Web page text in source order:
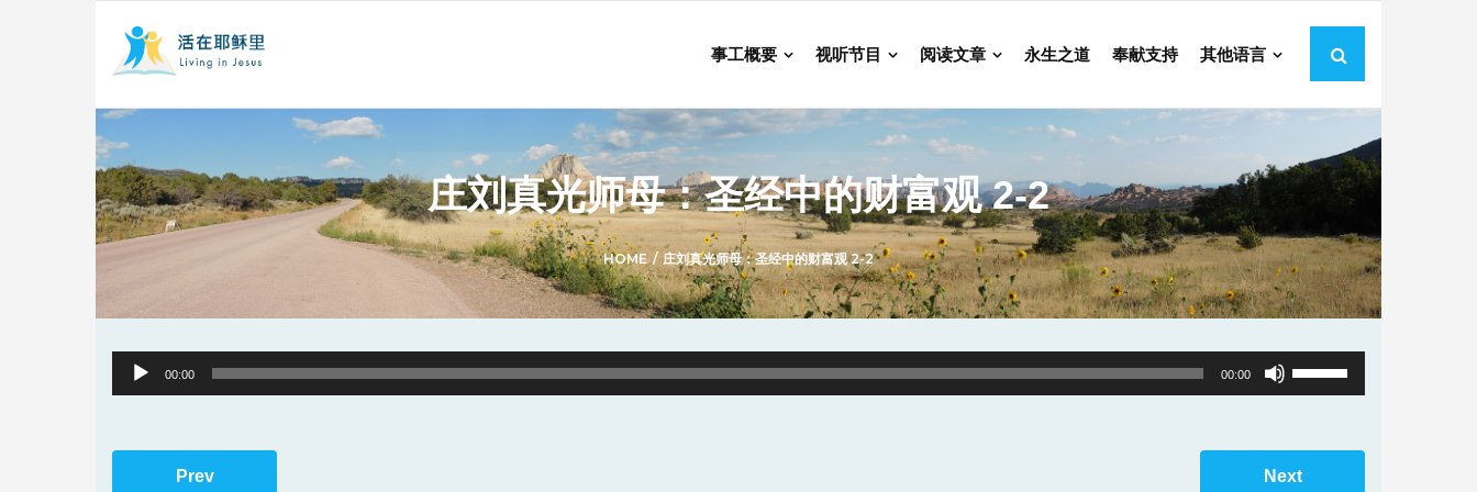
事工概要 视听节目 阅读文章 永生之道 奉献支持 其他语言
庄刘真光师母：圣经中的财富观 2-2
HOME / 庄刘真光师母：圣经中的财富观 2-2
Audio
Player
00:00 00:00
Use
Up/Down
to
Prev Next